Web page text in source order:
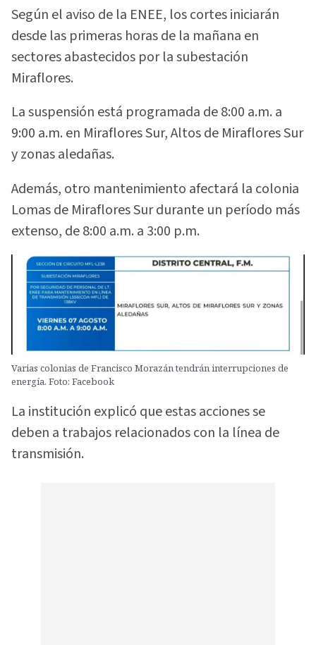
Según el aviso de la ENEE, los cortes iniciarán
desde las primeras horas de la mañana en
sectores abastecidos por la subestación
Miraflores.
La suspensión está programada de 8:00 a.m. a
9:00 a.m. en Miraflores Sur, Altos de Miraflores Sur
y zonas aledañas.
Además, otro mantenimiento afectará la colonia
Lomas de Miraflores Sur durante un período más
extenso, de 8:00 a.m. a 3:00 p.m.
Varias colonias de Francisco Morazán tendrán interrupciones de
energía. Foto: Facebook
La institución explicó que estas acciones se
deben a trabajos relacionados con la línea de
transmisión.